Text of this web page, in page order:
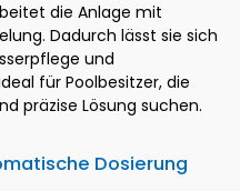
die Anlage mit
Dadurch lässt sie sich
und
für Poolbesitzer, die
präzise Lösung suchen.
Dosierung